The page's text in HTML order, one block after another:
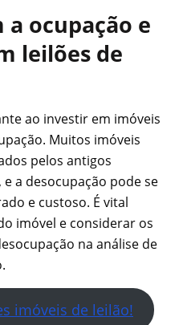
ocupação e
leilões de
ao investir em imóveis
Muitos imóveis
pelos antigos
a desocupação pode se
e custoso. É vital
imóvel e considerar os
na análise de
imóveis de leilão!